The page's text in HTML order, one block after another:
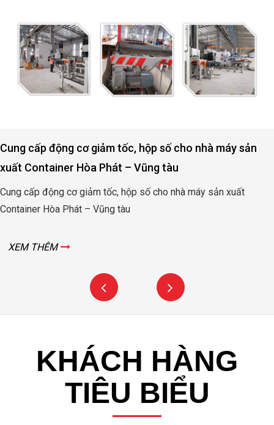
Cung cấp động cơ giảm tốc, hộp số cho nhà máy sản
xuất Container Hòa Phát – Vũng tàu
Cung cấp động cơ giảm tốc, hộp số cho nhà máy sản xuất
Container Hòa Phát – Vũng tàu
XEM THÊM
KHÁCH HÀNG
TIÊU BIỂU